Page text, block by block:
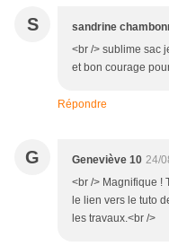
S sandrine
<br /> sublime sac
et bon courage
Répondre
G Geneviève 10 24/
<br /> Magnifique !
le lien vers le tuto
les travaux.<br />